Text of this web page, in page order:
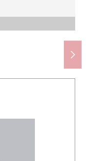
仓商店(约640m)
店(约720m)
890m)